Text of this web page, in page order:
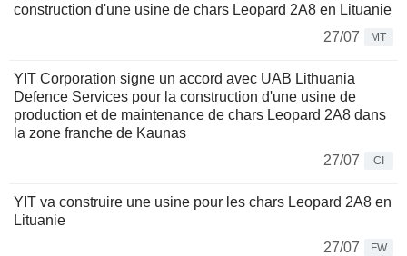
construction d'une usine de chars Leopard 2A8 en Lituanie
27/07
MT
YIT Corporation signe un accord avec UAB Lithuania
Defence Services pour la construction d'une usine de
production et de maintenance de chars Leopard 2A8 dans
la zone franche de Kaunas
27/07
CI
YIT va construire une usine pour les chars Leopard 2A8 en
Lituanie
27/07
FW